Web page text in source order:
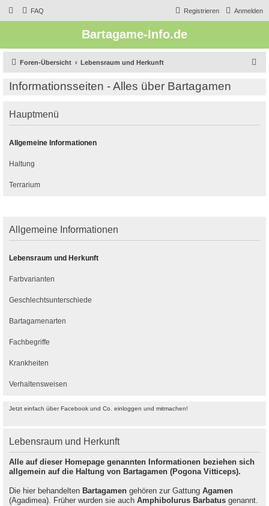
FAQ Anmelden
Registrieren
Bartagame-Info.de
Foren-Übersicht Lebensraum und Herkunft
Informationsseiten - Alles über Bartagamen
Hauptmenü
Allgemeine Informationen
Haltung
Terrarium
Jetzt einfach über Facebook und Co. einloggen und mitmachen!
Lebensraum und Herkunft
Alle auf dieser Homepage genannten Informationen beziehen sich
allgemein auf die Haltung von Bartagamen (Pogona Vitticeps).
Die hier behandelten Bartagamen gehören zur Gattung Agamen
(Agadimea). Früher wurden sie auch Amphibolurus Barbatus genannt.
Allgemeine Informationen
Lebensraum und Herkunft
Farbvarianten
Geschlechtsunterschiede
Bartagamenarten
Fachbegriffe
Krankheiten
Verhaltensweisen